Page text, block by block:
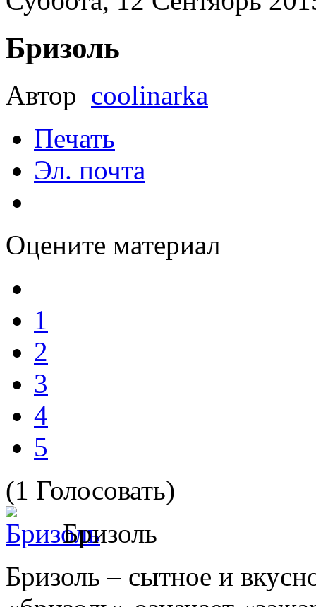
Бризоль
Автор coolinarka
Печать
Эл. почта
Оцените материал
1
2
3
4
5
(1 Голосовать)
Бризоль
Бризоль – сытное и